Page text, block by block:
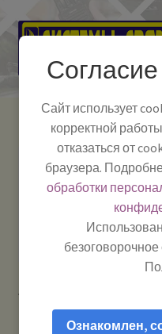
Перейти
навигации
Перейти
содержимому
Как пользоваться
Полезная информация
Мой аккаунт
Системы Связи:
г. Красноярск, ул.
Работаем:Пн-Пт:
10:00–18:00
Согласие
Сайт использует
корректной
отказаться от
браузера.
обработки
Ознакомлен,